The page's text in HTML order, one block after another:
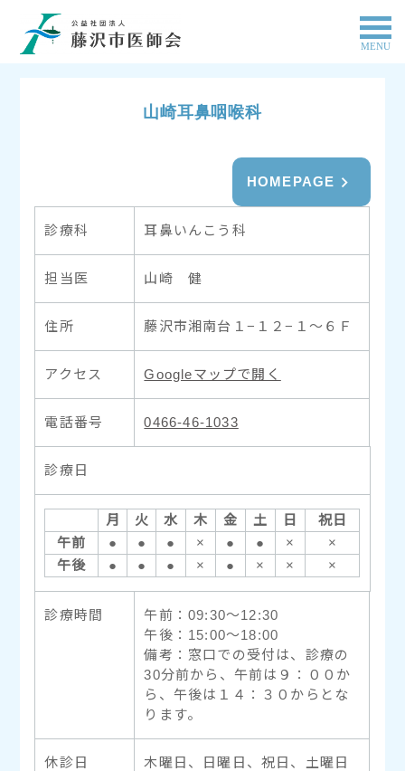
MENU
山崎耳鼻咽喉科
HOMEPAGE
診療科 耳鼻いんこう科
担当医 山崎 健
住所 藤沢市湘南台１−１２−１〜６Ｆ
アクセス Googleマップで開く
電話番号 0466-46-1033
診療日
月 火 水 木 金 土 日
祝日
午前
● ● ● × ● ● ×
×
午後
● ● ● × ● × × ×
診療時間
午前：09:30〜12:30
午後：15:00〜18:00
備考：窓口での受付は、診療の
30分前から、午前は９：００か
ら、午後は１４：３０からとな
ります。
休診日
木曜日、日曜日、祝日、土曜日